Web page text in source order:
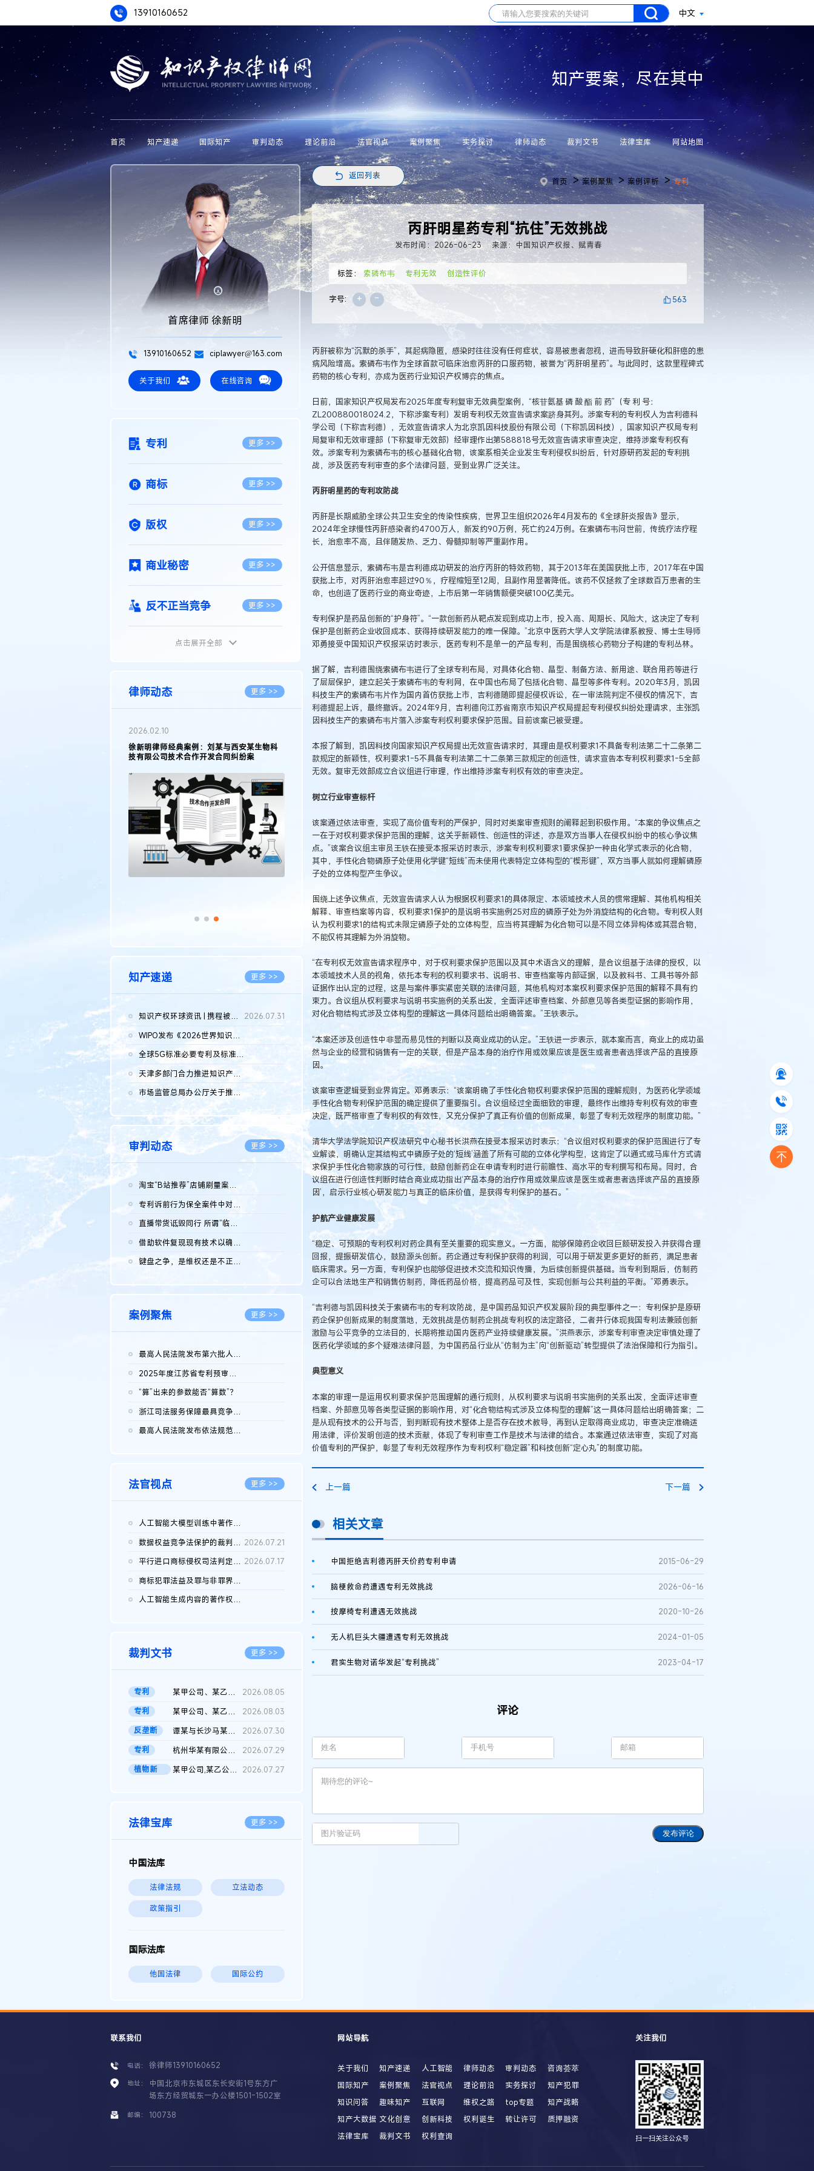
13910160652 中文
知产要案，尽在其中
首页 知产速递 国际知产 审判动态 理论前沿 法官视点 案例聚焦 实务探讨 律师动态 裁判文书 法律宝库 网站地图
首席律师 徐新明
13910160652 ciplawyer@163.com
关于我们 在线咨询
专利 更多 >>
商标 更多 >>
版权 更多 >>
商业秘密 更多 >>
反不正当竞争 更多 >>
植物新品种
地理标志 更多 >>
集成电路布图设计
传统文化 更多 >>
点击展开全部
律师动态 更多 >>
2026.02.10
徐新明律师经典案例：刘某与西安某生物科
技有限公司技术合作开发合同纠纷案
知产速递 更多 >>
知识产权环球资讯 | 携程被市监总局罚51.79亿；瑞幸泰国商标案上...
2026.07.31
WIPO发布《2026世界知识产权报告》 含报告全文
全球5G标准必要专利及标准提案研究报告（2026年）全文发布
天津多部门合力推进知识产权保护工作
2026.08.05
市场监管总局办公厅关于推广第一批全国商业秘密保护创新试点典型...
2026.08.05
审判动态 更多 >>
淘宝“B站推荐”店铺刷量案维持原判，两被告连带赔偿150万元
专利诉前行为保全案件中对仿制药申请人曾作出三类声明的考量及违...
直播带货诋毁同行 所谓“临场发挥”不免责
借助软件复现现有技术以确认相关参数特征是否被公开
键盘之争，是维权还是不正当竞争？
案例聚焦 更多 >>
最高人民法院发布第六批人民法院种业知识产权司法保护典型案例 含...
2025年度江苏省专利预审典型案例
“算”出来的参数能否“算数”？
浙江司法服务保障最具竞争力营商环境建设典型案例（第二批）含侵...
最高人民法院发布依法规范平台经营、保护消费者合法权益典型案例...
法官视点 更多 >>
人工智能大模型训练中著作权的合理使用
2026.07.28
数据权益竞争法保护的裁判路径构建 2026.07.21
平行进口商标侵权司法判定规则的困境与纾解 2026.07.17
商标犯罪法益及罪与非罪界限研究
人工智能生成内容的著作权司法认定：演进逻辑、现实困境与规则建...
裁判文书 更多 >>
专利 某甲公司、某乙公司、某丙公司申请诉前行为保全复议裁定书
2026.08.05
专利
某甲公司、某乙公司、官某与某丙公司专利申请权权属纠纷 二审判决...
2026.08.03
反垄断
谭某与长沙马某堆农产品股份有限公司滥用市场支配地位纠纷二审裁...
2026.07.30
专利
杭州华某有限公司与菲某有限公司侵害发明专利权纠纷
2026.07.29
植物新
某甲公司,某乙公司,某门市部,某丙公司植物新品种临时保护期使用费... 2026.07.27
法律宝库 更多 >>
中国法库
法律法规 立法动态
政策指引
国际法库
他国法律 国际公约
返回列表
首页 >案例聚焦 >案例评析 >专利
丙肝明星药专利“抗住”无效挑战
发布时间：2026-06-23 来源：中国知识产权报、赋青春
标签： 索磷布韦 专利无效 创造性评价
字号: + - 563
丙肝被称为“沉默的杀手”，其起病隐匿，感染时往往没有任何症状，容易被患者忽视，进而导致肝硬化和肝癌的患
病风险增高。索磷布韦作为全球首款可临床治愈丙肝的口服药物，被誉为“丙肝明星药”。与此同时，这款里程碑式
药物的核心专利，亦成为医药行业知识产权博弈的焦点。
日前，国家知识产权局发布2025年度专利复审无效典型案例，“核苷氨基 磷 酸 酯 前 药”（专 利 号：
ZL200880018024.2，下称涉案专利）发明专利权无效宣告请求案跻身其列。涉案专利的专利权人为吉利德科
学公司（下称吉利德），无效宣告请求人为北京凯因科技股份有限公司（下称凯因科技），国家知识产权局专利
局复审和无效审理部（下称复审无效部）经审理作出第588818号无效宣告请求审查决定，维持涉案专利权有
效。涉案专利为索磷布韦的核心基础化合物，该案系相关企业发生专利侵权纠纷后，针对原研药发起的专利挑
战，涉及医药专利审查的多个法律问题，受到业界广泛关注。
丙肝明星药的专利攻防战
丙肝是长期威胁全球公共卫生安全的传染性疾病，世界卫生组织2026年4月发布的《全球肝炎报告》显示，
2024年全球慢性丙肝感染者约4700万人，新发约90万例，死亡约24万例。在索磷布韦问世前，传统疗法疗程
长，治愈率不高，且伴随发热、乏力、骨髓抑制等严重副作用。
公开信息显示，索磷布韦是吉利德成功研发的治疗丙肝的特效药物，其于2013年在美国获批上市，2017年在中国
获批上市，对丙肝治愈率超过90％，疗程缩短至12周，且副作用显著降低。该药不仅拯救了全球数百万患者的生
命，也创造了医药行业的商业奇迹，上市后第一年销售额便突破100亿美元。
专利保护是药品创新的“护身符”。“一款创新药从靶点发现到成功上市，投入高、周期长、风险大，这决定了专利
保护是创新药企业收回成本、获得持续研发能力的唯一保障。”北京中医药大学人文学院法律系教授、博士生导师
邓勇接受中国知识产权报采访时表示，医药专利不是单一的产品专利，而是围绕核心药物分子构建的专利丛林。
据了解，吉利德围绕索磷布韦进行了全球专利布局，对具体化合物、晶型、制备方法、新用途、联合用药等进行
了层层保护，建立起关于索磷布韦的专利网，在中国也布局了包括化合物、晶型等多件专利。2020年3月，凯因
科技生产的索磷布韦片作为国内首仿获批上市，吉利德随即提起侵权诉讼，在一审法院判定不侵权的情况下，吉
利德提起上诉，最终撤诉。2024年9月，吉利德向江苏省南京市知识产权局提起专利侵权纠纷处理请求，主张凯
因科技生产的索磷布韦片落入涉案专利权利要求保护范围。目前该案已被受理。
本报了解到，凯因科技向国家知识产权局提出无效宣告请求时，其理由是权利要求1不具备专利法第二十二条第二
款规定的新颖性，权利要求1-5不具备专利法第二十二条第三款规定的创造性，请求宣告本专利权利要求1-5全部
无效。复审无效部成立合议组进行审理，作出维持涉案专利权有效的审查决定。
树立行业审查标杆
该案通过依法审查，实现了高价值专利的严保护，同时对类案审查规则的阐释起到积极作用。“本案的争议焦点之
一在于对权利要求保护范围的理解，这关乎新颖性、创造性的评述，亦是双方当事人在侵权纠纷中的核心争议焦
点。”该案合议组主审员王轶在接受本报采访时表示，涉案专利权利要求1要求保护一种由化学式表示的化合物，
其中，手性化合物磷原子处使用化学键“短线”而未使用代表特定立体构型的“楔形键”，双方当事人就如何理解磷原
子处的立体构型产生争议。
围绕上述争议焦点，无效宣告请求人认为根据权利要求1的具体限定、本领域技术人员的惯常理解、其他机构相关
解释、审查档案等内容，权利要求1保护的是说明书实施例25对应的磷原子处为外消旋结构的化合物。专利权人则
认为权利要求1的结构式未限定磷原子处的立体构型，应当将其理解为化合物可以是不同立体异构体或其混合物，
不能仅将其理解为外消旋物。
“在专利权无效宣告请求程序中，对于权利要求保护范围以及其中术语含义的理解，是合议组基于法律的授权，以
本领域技术人员的视角，依托本专利的权利要求书、说明书、审查档案等内部证据，以及教科书、工具书等外部
证据作出认定的过程，这是与案件事实紧密关联的法律问题，其他机构对本案权利要求保护范围的解释不具有约
束力。合议组从权利要求与说明书实施例的关系出发，全面评述审查档案、外部意见等各类型证据的影响作用，
对化合物结构式涉及立体构型的理解这一具体问题给出明确答案。”王轶表示。
“本案还涉及创造性中非显而易见性的判断以及商业成功的认定。”王轶进一步表示，就本案而言，商业上的成功虽
然与企业的经营和销售有一定的关联，但是产品本身的治疗作用或效果应该是医生或者患者选择该产品的直接原
因。
该案审查逻辑受到业界肯定。邓勇表示：“该案明确了手性化合物权利要求保护范围的理解规则，为医药化学领域
手性化合物专利保护范围的确定提供了重要指引。合议组经过全面细致的审理，最终作出维持专利权有效的审查
决定，既严格审查了专利权的有效性，又充分保护了真正有价值的创新成果，彰显了专利无效程序的制度功能。”
清华大学法学院知识产权法研究中心秘书长洪燕在接受本报采访时表示：“合议组对权利要求的保护范围进行了专
业解读，明确认定其结构式中磷原子处的‘短线’涵盖了所有可能的立体化学构型，这肯定了以通式或马库什方式请
求保护手性化合物家族的可行性，鼓励创新药企在申请专利时进行前瞻性、高水平的专利撰写和布局。同时，合
议组在进行创造性判断时结合商业成功指出‘产品本身的治疗作用或效果应该是医生或者患者选择该产品的直接原
因’，启示行业核心研发能力与真正的临床价值，是获得专利保护的基石。”
护航产业健康发展
“稳定、可预期的专利权利对药企具有至关重要的现实意义。一方面，能够保障药企收回巨额研发投入并获得合理
回报，提振研发信心，鼓励源头创新。药企通过专利保护获得的利润，可以用于研发更多更好的新药，满足患者
临床需求。另一方面，专利保护也能够促进技术交流和知识传播，为后续创新提供基础。当专利到期后，仿制药
企可以合法地生产和销售仿制药，降低药品价格，提高药品可及性，实现创新与公共利益的平衡。”邓勇表示。
“吉利德与凯因科技关于索磷布韦的专利攻防战，是中国药品知识产权发展阶段的典型事件之一：专利保护是原研
药企保护创新成果的制度落地，无效挑战是仿制药企挑战专利权的法定路径，二者并行体现我国专利法兼顾创新
激励与公平竞争的立法目的，长期将推动国内医药产业持续健康发展。”洪燕表示，涉案专利审查决定审慎处理了
医药化学领域的多个疑难法律问题，为中国药品行业从“仿制为主”向“创新驱动”转型提供了法治保障和行为指引。
典型意义
本案的审理一是运用权利要求保护范围理解的通行规则，从权利要求与说明书实施例的关系出发，全面评述审查
档案、外部意见等各类型证据的影响作用，对“化合物结构式涉及立体构型的理解”这一具体问题给出明确答案；二
是从现有技术的公开与否，到判断现有技术整体上是否存在技术教导，再到认定取得商业成功，审查决定准确适
用法律，评价发明创造的技术贡献，体现了专利审查工作是技术与法律的结合。本案通过依法审查，实现了对高
价值专利的严保护，彰显了专利无效程序作为专利权利“稳定器”和科技创新“定心丸”的制度功能。
上一篇 下一篇
相关文章
中国拒绝吉利德丙肝天价药专利申请 2015-06-29
脑梗救命药遭遇专利无效挑战 2026-06-16
按摩椅专利遭遇无效挑战 2020-10-26
无人机巨头大疆遭遇专利无效挑战 2024-01-05
君实生物对诺华发起“专利挑战” 2023-04-17
评论
发布评论
联系我们
电话： 徐律师13910160652
地址：
中国北京市东城区东长安街1号东方广
场东方经贸城东一办公楼1501-1502室
邮编： 100738
网站导航
关于我们 知产速递 人工智能 律师动态 审判动态
咨询荟萃
国际知产
案例聚焦 法官视点 理论前沿 实务探讨
知产犯罪
知识问答
趣味知产 互联网 维权之路 top专题
知产战略
知产大数据 文化创意 创新科技 权利诞生 转让许可
质押融资
法律宝库
裁判文书 权利查询
关注我们
扫一扫关注公众号